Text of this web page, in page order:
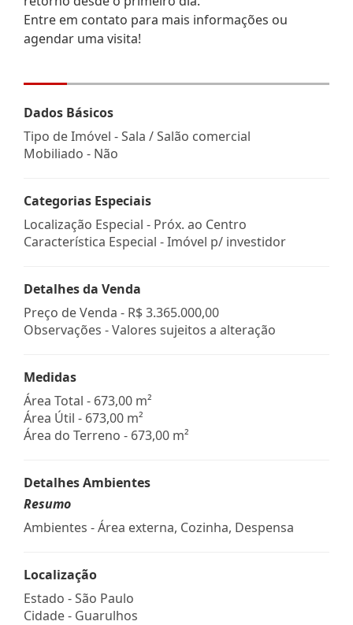
Entre em contato para mais informações ou
agendar uma visita!
Dados Básicos
Tipo de Imóvel - Sala / Salão comercial
Mobiliado - Não
Categorias Especiais
Localização Especial - Próx. ao Centro
Característica Especial - Imóvel p/ investidor
Detalhes da Venda
Preço de Venda - R$ 3.365.000,00
Observações - Valores sujeitos a alteração
Medidas
Área Total - 673,00 m²
Área Útil - 673,00 m²
Área do Terreno - 673,00 m²
Detalhes Ambientes
Resumo
Ambientes - Área externa, Cozinha, Despensa
Localização
Estado -São Paulo
Cidade - Guarulhos